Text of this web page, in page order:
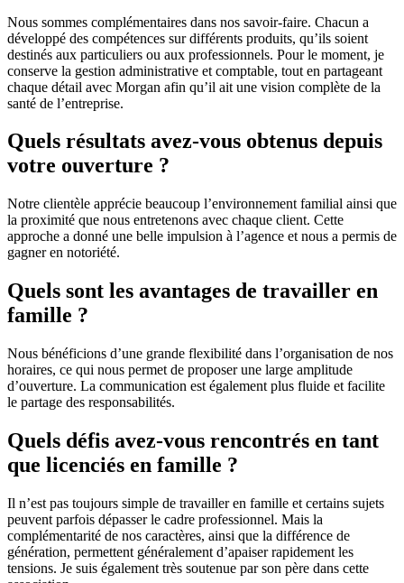
Nous sommes complémentaires dans nos savoir-faire. Chacun a
développé des compétences sur différents produits, qu’ils soient
destinés aux particuliers ou aux professionnels. Pour le moment, je
conserve la gestion administrative et comptable, tout en partageant
chaque détail avec Morgan afin qu’il ait une vision complète de la
santé de l’entreprise.
Quels résultats avez-vous obtenus depuis
votre ouverture ?
Notre clientèle apprécie beaucoup l’environnement familial ainsi que
la proximité que nous entretenons avec chaque client. Cette
approche a donné une belle impulsion à l’agence et nous a permis de
gagner en notoriété.
Quels sont les avantages de travailler en
famille ?
Nous bénéficions d’une grande flexibilité dans l’organisation de nos
horaires, ce qui nous permet de proposer une large amplitude
d’ouverture. La communication est également plus fluide et facilite
le partage des responsabilités.
Quels défis avez-vous rencontrés en tant
que licenciés en famille ?
Il n’est pas toujours simple de travailler en famille et certains sujets
peuvent parfois dépasser le cadre professionnel. Mais la
complémentarité de nos caractères, ainsi que la différence de
génération, permettent généralement d’apaiser rapidement les
tensions. Je suis également très soutenue par son père dans cette